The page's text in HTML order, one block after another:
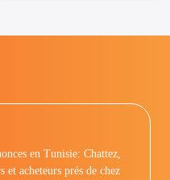
en Tunisie: Chattez,
et acheteurs prés de chez